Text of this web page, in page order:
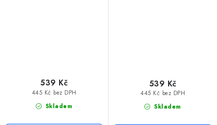
Skladem
445 Kč bez DPH
539 Kč
Skladem
445 Kč bez DPH
539 Kč